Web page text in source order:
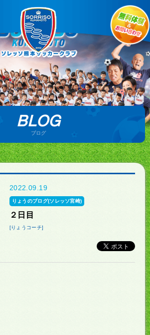
BLOG
ブログ
2022.09.19
りょうのブログ(ソレッソ宮崎)
２日目
[りょうコーチ]